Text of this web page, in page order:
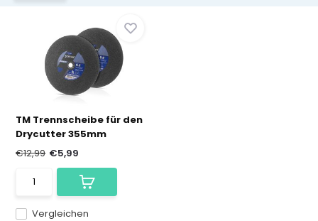
TM Trennscheibe für den
Drycutter 355mm
Vergleichen
€12,99 €5,99